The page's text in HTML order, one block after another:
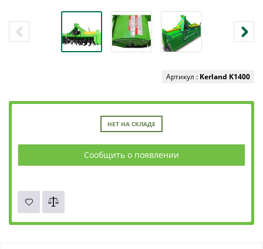
Артикул : Kerland K1400
НЕТ НА СКЛАДЕ
Сообщить о появлении